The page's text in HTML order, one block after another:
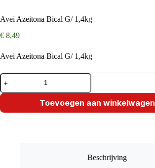
Avei Azeitona Bical G/ 1,4kg
€ 8,49
Avei Azeitona Bical G/ 1,4kg
Avei
Azeitona
Bical
1,4kg
Toevoegen aan winkelwagen
Beschrijving